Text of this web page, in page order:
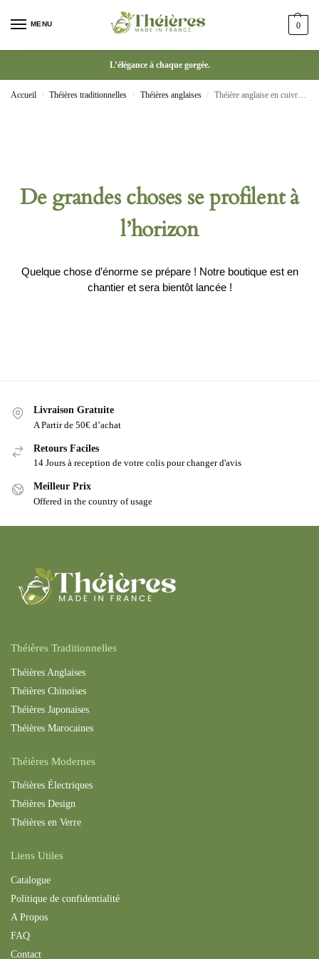
MENU 0
L’élégance à chaque gorgée.
Accueil / Théières traditionnelles / Théières anglaises / Théière anglaise en cuivre vintage pot à poignée 1,2 L
De grandes choses se profilent à
l’horizon
Quelque chose d’énorme se prépare ! Notre boutique est en
chantier et sera bientôt lancée !
Livraison Gratuite
A Partir de 50€ d’achat
Retours Faciles
14 Jours à reception de votre colis pour changer d'avis
Meilleur Prix
Offered in the country of usage
Théières Traditionnelles
Théières Anglaises
Théières Chinoises
Théières Japonaises
Théières Marocaines
Théières Modernes
Théières Électriques
Théières Design
Théières en Verre
Liens Utiles
Catalogue
Politique de confidentialité
A Propos
FAQ
Contact